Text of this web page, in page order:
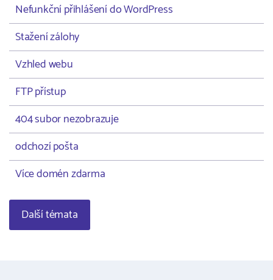
Nefunkční přihlášení do WordPress
Stažení zálohy
Vzhled webu
FTP přístup
404 subor nezobrazuje
odchozí pošta
Více domén zdarma
Další témata